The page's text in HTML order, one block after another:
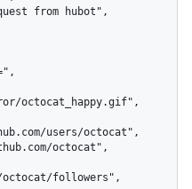
octocat_happy.gif",
followers",